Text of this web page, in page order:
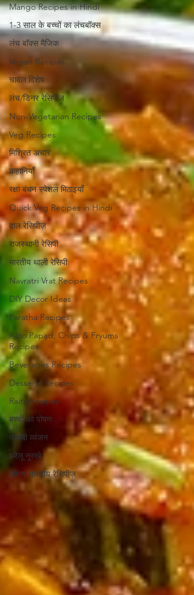
Mango Recipes in Hindi
1-3 साल के बच्चों का लंचबॉक्स
लंच बॉक्स मैजिक
Vegan Recipes
चावल विशेष
लंच/डिनर रेसिपीज
Non-Vegetarian Recipes
Veg Recipes
मिश्रित अचार
कहानियाँ
रक्षा बंधन स्पेशल मिठाइयाँ
Quick Veg Recipes in Hindi
दाल रेसिपीज़
राजस्थानी रेसिपी
भारतीय थाली रेसिपी
Navratri Vrat Recipes
DIY Decor Ideas
Paratha Recipes
Aloo Papad, Chips & Fryums
Recipes
Beverages Recipes
Desserts Recipes
Raita Recipes
बच्चों का पोषण
पंजाबी व्यंजन
घरेलू नुस्खे
दक्षिण भारतीय रेसिपीज़